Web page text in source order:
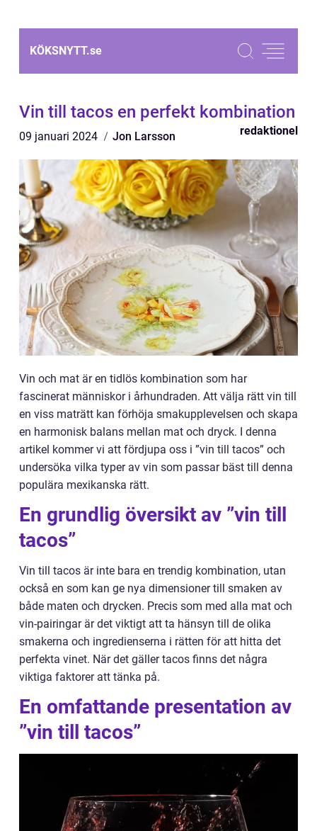
KÖKSNYTT.se
Vin till tacos en perfekt kombination
09 januari 2024 Jon Larsson redaktionel
Vin och mat är en tidlös kombination som har
fascinerat människor i århundraden. Att välja rätt vin till
en viss maträtt kan förhöja smakupplevelsen och skapa
en harmonisk balans mellan mat och dryck. I denna
artikel kommer vi att fördjupa oss i ”vin till tacos” och
undersöka vilka typer av vin som passar bäst till denna
populära mexikanska rätt.
En grundlig översikt av ”vin till
tacos”
Vin till tacos är inte bara en trendig kombination, utan
också en som kan ge nya dimensioner till smaken av
både maten och drycken. Precis som med alla mat och
vin-pairingar är det viktigt att ta hänsyn till de olika
smakerna och ingredienserna i rätten för att hitta det
perfekta vinet. När det gäller tacos finns det några
viktiga faktorer att tänka på.
En omfattande presentation av
”vin till tacos”